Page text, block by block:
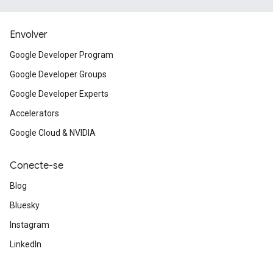
Envolver
Google Developer Program
Google Developer Groups
Google Developer Experts
Accelerators
Google Cloud & NVIDIA
Conecte-se
Blog
Bluesky
Instagram
LinkedIn